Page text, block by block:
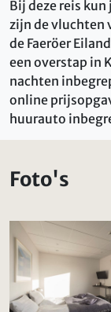
Bij deze reis
zijn de vluchten
de Faeröer
een overstap in
nachten
online
huurauto
Foto's